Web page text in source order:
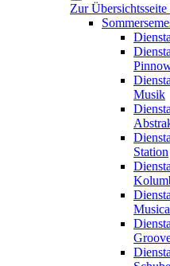
Zur Übersichtsseite
Musik
Station